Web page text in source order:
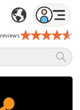
reviews